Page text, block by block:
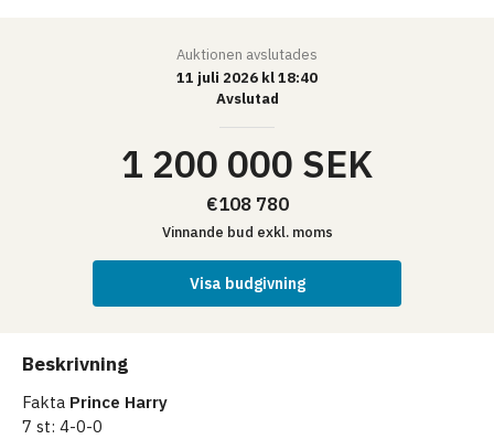
Auktionen avslutades
11 juli 2026 kl 18:40
Avslutad
1 200 000 SEK
€108 780
Vinnande bud exkl. moms
Visa budgivning
Beskrivning
Fakta Prince Harry
7 st: 4-0-0